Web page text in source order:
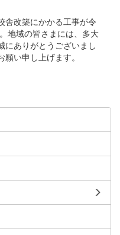
改築にかかる工事が令
地域の皆さまには、多大
にありがとうございまし
い申し上げます。